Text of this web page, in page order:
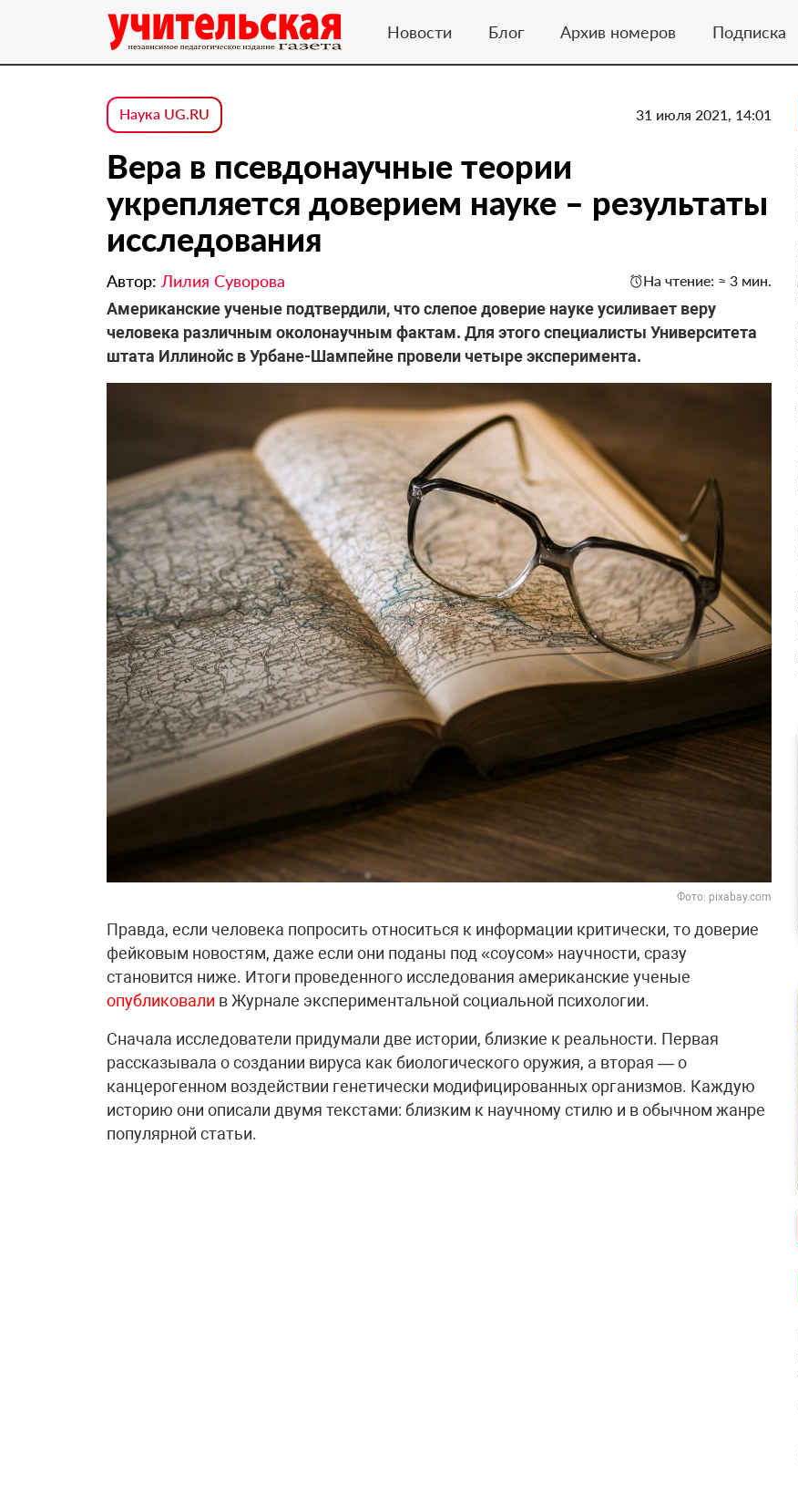
Новости Блог Архив номеров Подписка
Наука UG.RU 31 июля 2021, 14:01
Вера в псевдонаучные теории
укрепляется доверием науке – результаты
исследования
Автор: Лилия Суворова На чтение: ≈ 3 мин.
Американские ученые подтвердили, что слепое доверие науке усиливает веру
человека различным околонаучным фактам. Для этого специалисты Университета
штата Иллинойс в Урбане-Шампейне провели четыре эксперимента.
Фото: pixabay.com
Правда, если человека попросить относиться к информации критически, то доверие
фейковым новостям, даже если они поданы под «соусом» научности, сразу
становится ниже. Итоги проведенного исследования американские ученые
опубликовали в Журнале экспериментальной социальной психологии.
Сначала исследователи придумали две истории, близкие к реальности. Первая
рассказывала о создании вируса как биологического оружия, а вторая — о
канцерогенном воздействии генетически модифицированных организмов. Каждую
историю они описали двумя текстами: близким к научному стилю и в обычном жанре
популярной статьи.